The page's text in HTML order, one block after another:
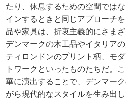
たり、休息するための空間では
インするときと同じアプローチ
品や家具は、折衷主義的にさま
デンマークの木工品やイタリア
ティロンドンのプリント柄、モ
トワークといったものたちだ。
華に演出することで、デンマー
がら現代的なスタイルを生み出し